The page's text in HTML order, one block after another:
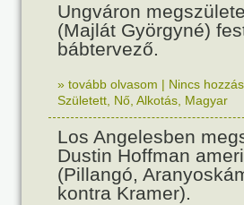
Ungváron
(Majlát Györgyné)
bábtervező.
» tovább olvasom | Nincs
Született Nő Alkotás Magyar
Los Angelesben
Dustin Hoffman
(Pillangó,
kontra Kramer).